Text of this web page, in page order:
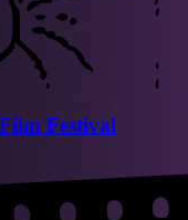
Festival